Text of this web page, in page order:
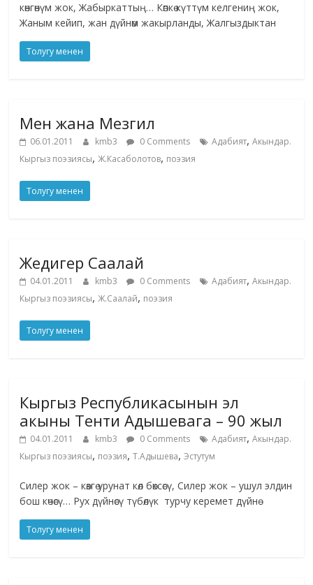
көнгөнүм жок, Жабыркаттың… Көпкө күттүм келгениң жок,
Жаным кейип, жан дүйнөм жакырланды, Жалгыздыктан
Толугу менен
Мен жана Мезгил
06.01.2011 kmb3 0 Comments Адабият,Акындар.
Кыргыз поэзиясы,Ж.Касаболотов, поэзия
Толугу менен
Жедигер Саалай
04.01.2011 kmb3 0 Comments Адабият,Акындар.
Кыргыз поэзиясы,Ж.Саалай, поэзия
Толугу менен
Кыргыз Республикасынын эл
акыны Тенти Адышевага – 90 жыл
04.01.2011 kmb3 0 Comments Адабият,Акындар.
Кыргыз поэзиясы, поэзия,Т.Адышева,Эстутум
Силер жок – көзгө урунат көл бөксөсү, Силер жок – ушул элдин
бош көчөсү… Рух дүйнөсү түбөлүк турчу керемет дүйнө
Толугу менен